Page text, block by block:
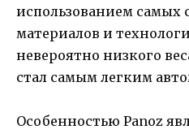
использованием самых
материалов и
невероятно низкого
стал самым легким
Особенностью Panoz